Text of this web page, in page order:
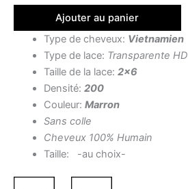
Ajouter au panier
Type de cheveux: Vietnamien
Type de lace: Transparente HD
Taille de la lace: 2×6
Densité: 200
Couleur: Marron
Sans colle
Cheveux 100% Humain
Taille: -au choix-